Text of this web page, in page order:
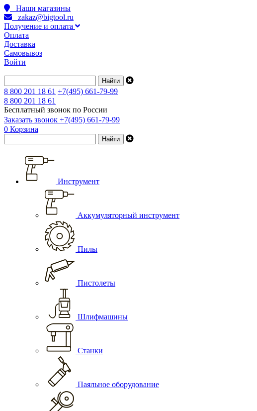
Наши магазины
zakaz@bigtool.ru
Получение и оплата
Оплата
Доставка
Самовывоз
Войти
8 800 201 18 61 +7(495) 661-79-99
8 800 201 18 61
Бесплатный звонок по России
Заказать звонок +7(495) 661-79-99
0 Корзина
Инструмент
Аккумуляторный инструмент
Пилы
Пистолеты
Шлифмашины
Станки
Паяльное оборудование